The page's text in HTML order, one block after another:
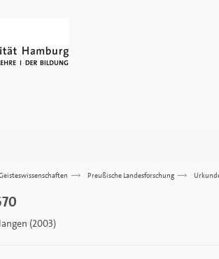
>>> Preußische Landesforschung >>>
(2003)